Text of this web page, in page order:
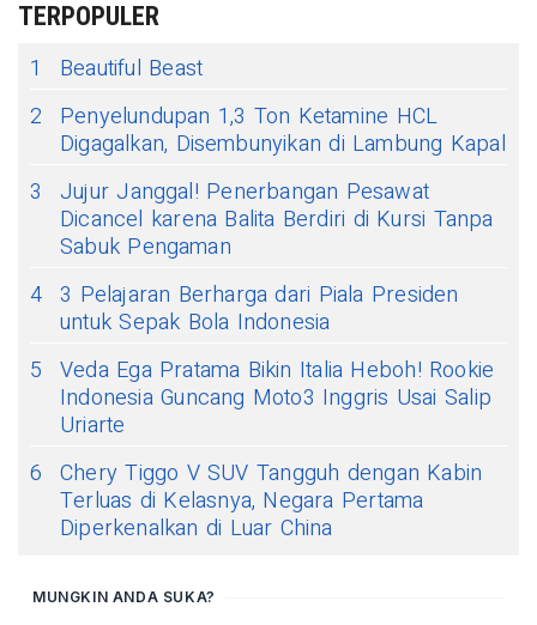
TERPOPULER
1
Beautiful Beast
2
Penyelundupan 1,3 Ton Ketamine HCL
Digagalkan, Disembunyikan di Lambung Kapal
3
Jujur Janggal! Penerbangan Pesawat
Dicancel karena Balita Berdiri di Kursi Tanpa
Sabuk Pengaman
4 3 Pelajaran Berharga dari Piala Presiden
untuk Sepak Bola Indonesia
5 Veda Ega Pratama Bikin Italia Heboh! Rookie
Indonesia Guncang Moto3 Inggris Usai Salip
Uriarte
6 Chery Tiggo V SUV Tangguh dengan Kabin
Terluas di Kelasnya, Negara Pertama
Diperkenalkan di Luar China